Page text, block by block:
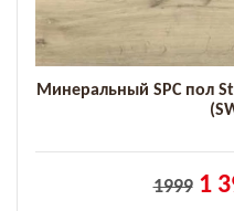
Минеральный SPC пол
1999 1